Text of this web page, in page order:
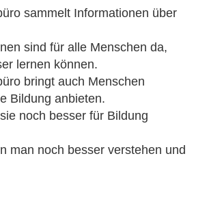
sammelt Informationen über
sind für alle Menschen da,
lernen können.
bringt auch Menschen
Bildung anbieten.
noch besser für Bildung
man noch besser verstehen und